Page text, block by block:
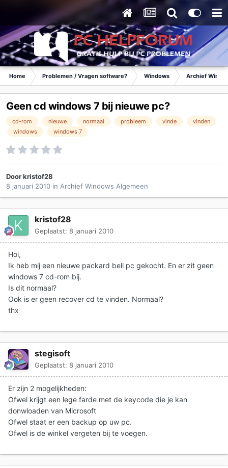
Home Problemen / Vragen software? Windows Archief
Geen cd windows 7 bij nieuwe pc?
cd-rom nieuwe normaal probleem vinde
vinden
windows
windows 7
Doorkristof28
8 januari 2010 in Archief Windows Algemeen
kristof28
Geplaatst: 8 januari 2010
Hoi,
Ik heb mij een nieuwe packard bell pc gekocht. En er zit geen
windows 7 cd-rom bij.
Is dit normaal?
Ook is er geen recover cd te vinden. Normaal?
thx
stegisoft
Geplaatst: 8 januari 2010
Er zijn 2 mogelijkheden:
Ofwel krijgt een lege farde met de keycode die je kan
donwloaden van Microsoft
Ofwel staat er een backup op uw pc.
Ofwel is de winkel vergeten bij te voegen.